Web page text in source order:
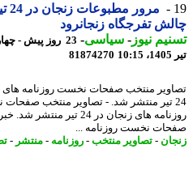
مرور مطبوعات زنجان در 24 تیر/
تفرجگاه زنجانرود
نیوز-سیاسی-
81874270
منتخب صفحات نخست روزنامه های
تیر منتشر شد. - تصاویر منتخب صفحات
روزنامه های زنجان در 24 تیر
نخست روزنامه ...
-تصاویر منتخب-روزنامه -منتشر-